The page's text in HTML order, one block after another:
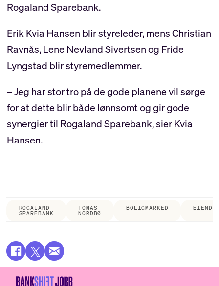
Rogaland Sparebank.
Erik Kvia Hansen blir styreleder, mens Christian
Ravnås, Lene Nevland Sivertsen og Fride
Lyngstad blir styremedlemmer.
– Jeg har stor tro på de gode planene vil sørge
for at dette blir både lønnsomt og gir gode
synergier til Rogaland Sparebank, sier Kvia
Hansen.
ROGALAND
SPAREBANK
TOMAS
NORDBØ
BOLIGMARKED